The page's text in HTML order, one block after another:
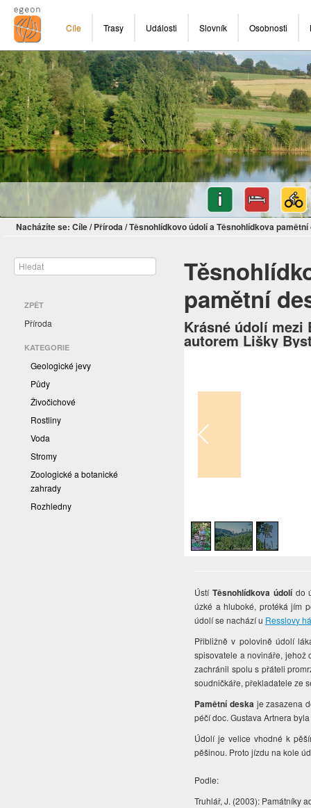
Cíle Trasy Události Slovník Osobnosti
Nacházíte se: Cíle/ Příroda/Těsnohlídkovo údolí a Těsnohlídkova pamětní
ZPĚT
Příroda
KATEGORIE
Geologické jevy
Půdy
Živočichové
Rostliny
Voda
Stromy
Zoologické a botanické
zahrady
Rozhledny
pamětní
Krásné údolí mezi
autorem Lišky
Ústí Těsnohlídkova údolí do
úzké a hluboké, protéká jím
údolí se nachází u Resslovy
Přibližně v polovině údolí
spisovatele a novináře, jehož
zachránil spolu s přáteli
soudničkáře, překladatele ze
Pamětní deska je zasazena
péčí doc. Gustava Artnera
Údolí je velice vhodné k
pěšinou. Proto jízdu na kole
Podle:
Truhlář, J. (2003): Památníky